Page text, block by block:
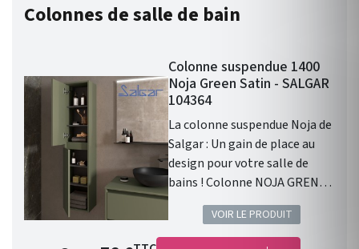
Colonnes de salle de bain
Colonne suspendue 1400
Noja Green Satin - SALGAR
104364
La colonne suspendue Noja de
Salgar : Un gain de place au
design pour votre salle de
bains ! Colonne NOJA GRENN
SATIN. Gamme: NOJA .
Finition: Green Satin . 2 portes
. Fermeture amortie. Meuble
VOIR LE PRODUIT